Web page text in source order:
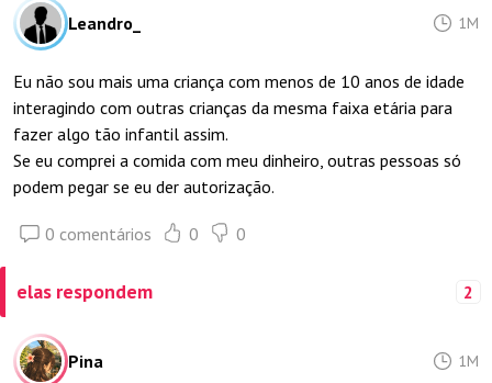
Leandro_ 1M
Eu não sou mais uma criança com menos de 10 anos de idade
interagindo com outras crianças da mesma faixa etária para
fazer algo tão infantil assim.
Se eu comprei a comida com meu dinheiro, outras pessoas só
podem pegar se eu der autorização.
0 comentários 0 0
elas respondem 2
Pina 1M